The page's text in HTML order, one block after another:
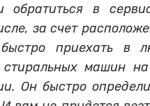
обратиться в
за счет
приехать в
стиральных машин
Он быстро